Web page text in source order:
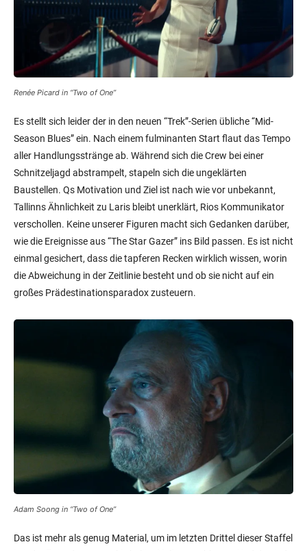
Renée Picard in “Two of One”
Es stellt sich leider der in den neuen “Trek”-Serien übliche “Mid-
Season Blues” ein. Nach einem fulminanten Start flaut das Tempo
aller Handlungsstränge ab. Während sich die Crew bei einer
Schnitzeljagd abstrampelt, stapeln sich die ungeklärten
Baustellen. Qs Motivation und Ziel ist nach wie vor unbekannt,
Tallinns Ähnlichkeit zu Laris bleibt unerklärt, Rios Kommunikator
verschollen. Keine unserer Figuren macht sich Gedanken darüber,
wie die Ereignisse aus “The Star Gazer” ins Bild passen. Es ist nicht
einmal gesichert, dass die tapferen Recken wirklich wissen, worin
die Abweichung in der Zeitlinie besteht und ob sie nicht auf ein
großes Prädestinationsparadox zusteuern.
Adam Soong in “Two of One”
Das ist mehr als genug Material, um im letzten Drittel dieser Staffel